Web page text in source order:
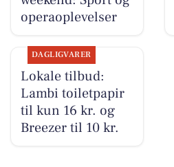
operaoplevelser
DAGLIGVARER
Lokale tilbud:
Lambi toiletpapir
til kun 16 kr. og
Breezer til 10 kr.